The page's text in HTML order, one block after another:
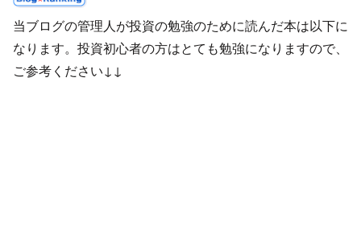
当ブログの管理人が投資の勉強のために読んだ本は以下に
なります。投資初心者の方はとても勉強になりますので、
ご参考ください↓↓